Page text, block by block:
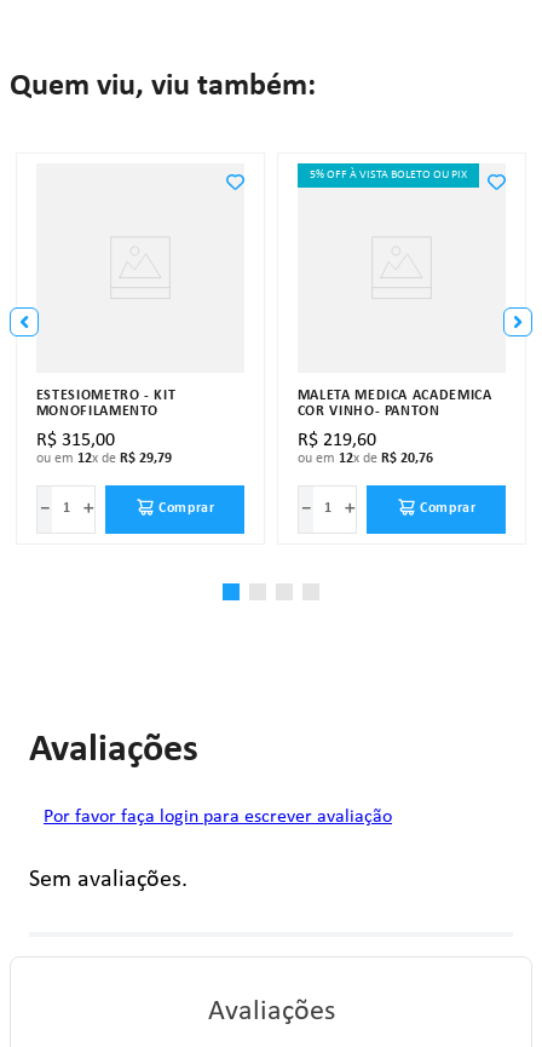
Quem viu, viu também:
ESTESIÔMETRO - KIT
MONOFILAMENTO
R$ 315,00
ou em 12x de R$ 29,79
＋
－ Comprar
5% OFF À VISTA BOLETO OU PIX
MALETA MÉDICA ACADÊMICA
COR VINHO- PANTON
R$ 219,60
ou em 12x de R$ 20,76
＋
－ Comprar
Avaliações
Por favor faça login para escrever avaliação
Sem avaliações.
Avaliações